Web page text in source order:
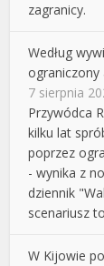
zagranicy.
Według
ograniczony
7 sierpnia
Przywódca
kilku lat
poprzez
- wynika z
dziennik
scenariusz
W Kijowie